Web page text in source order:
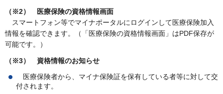
（※2）
医療保険の資格情報画面
スマートフォン等でマイナポータルにログインして医療保険加入
情報を確認できます。（「医療保険の資格情報画面」はPDF保存が
可能です。）
（※3）
資格情報のお知らせ
医療保険者から、マイナ保険証を保有している者等に対して交
付されます。